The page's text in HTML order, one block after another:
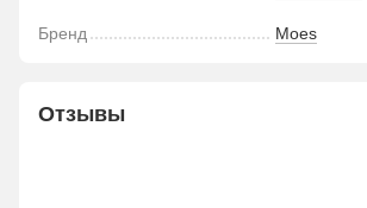
Бренд Moes
Отзывы